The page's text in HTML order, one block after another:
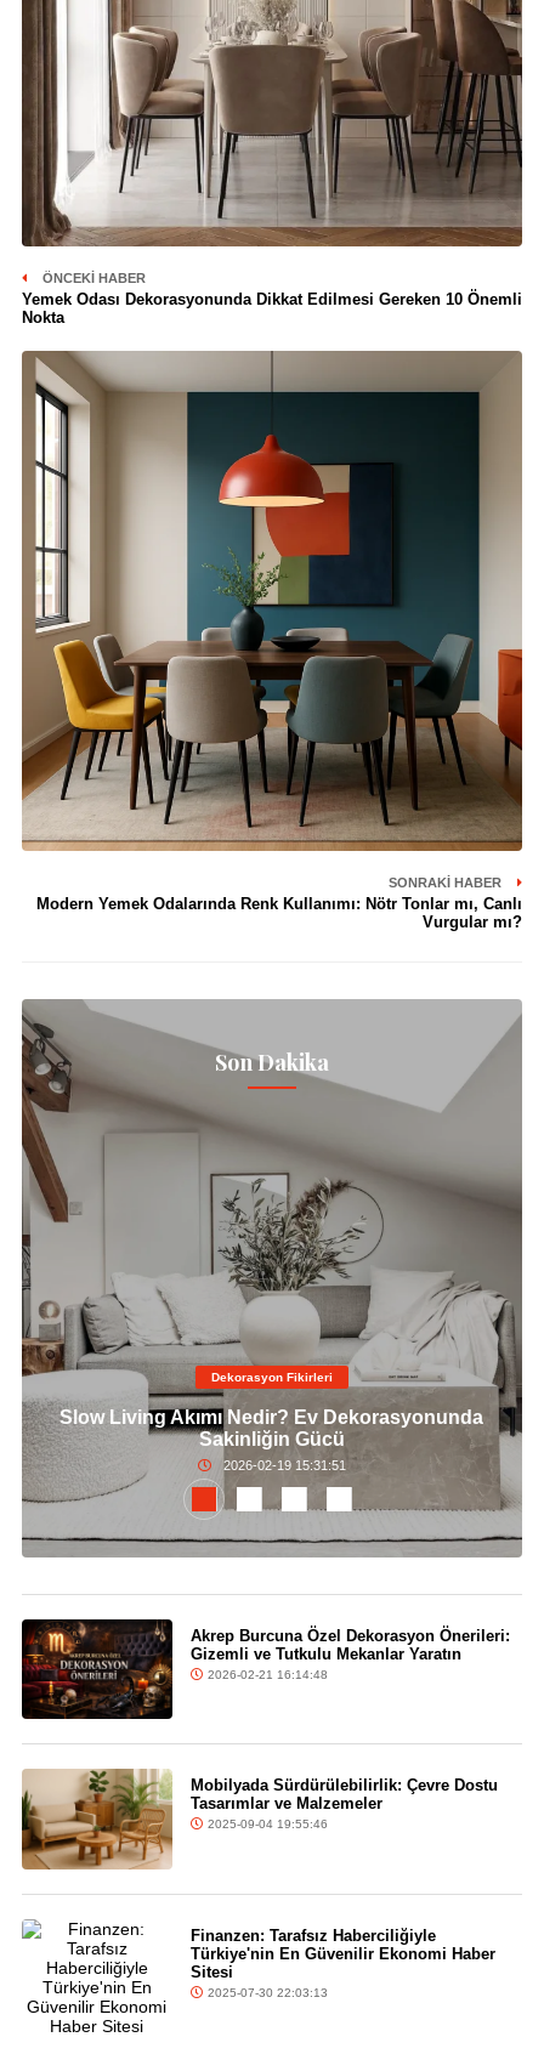
ÖNCEKI HABER
Yemek Odası Dekorasyonunda Dikkat Edilmesi Gereken 10 Önemli
Nokta
SONRAKI HABER
Modern Yemek Odalarında Renk Kullanımı: Nötr Tonlar mı, Canlı
Vurgular mı?
Son Dakika
Dekorasyon Fikirleri
Slow Living Akımı Nedir? Ev Dekorasyonunda
Sakinliğin Gücü
2026-02-19 15:31:51
Akrep Burcuna Özel Dekorasyon Önerileri:
Gizemli ve Tutkulu Mekanlar Yaratın
2026-02-21 16:14:48
Mobilyada Sürdürülebilirlik: Çevre Dostu
Tasarımlar ve Malzemeler
2025-09-04 19:55:46
Finanzen: Tarafsız Haberciliğiyle
Türkiye'nin En Güvenilir Ekonomi Haber
Sitesi
2025-07-30 22:03:13